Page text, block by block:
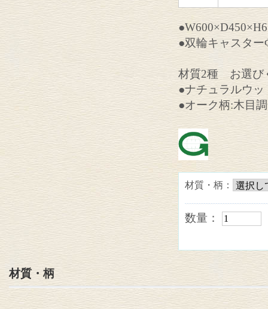
●双輪キャスター
材質2種 お選び
●ナチュラルウ
●オーク柄:木目
材質・柄：
数量：
材質・柄